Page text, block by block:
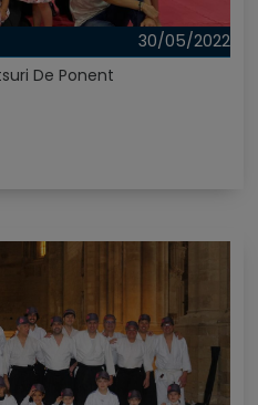
30/05/2022
De Ponent